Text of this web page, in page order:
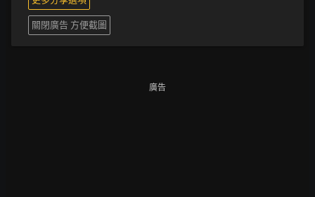
關閉廣告 方便截圖
廣告